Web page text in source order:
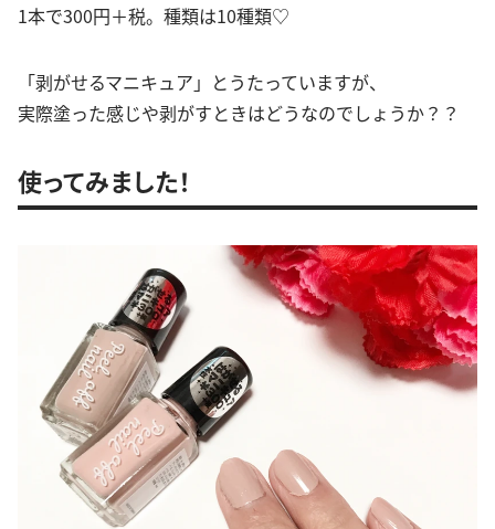
1本で300円＋税。種類は10種類♡
「剥がせるマニキュア」とうたっていますが、
実際塗った感じや剥がすときはどうなのでしょうか？？
使ってみました！